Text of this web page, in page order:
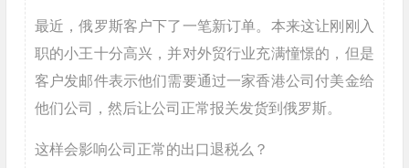
最近，俄罗斯客户下了一笔新订单。本来这让刚刚入
职的小王十分高兴，并对外贸行业充满憧憬的，但是
客户发邮件表示他们需要通过一家香港公司付美金给
他们公司，然后让公司正常报关发货到俄罗斯。
这样会影响公司正常的出口退税么？